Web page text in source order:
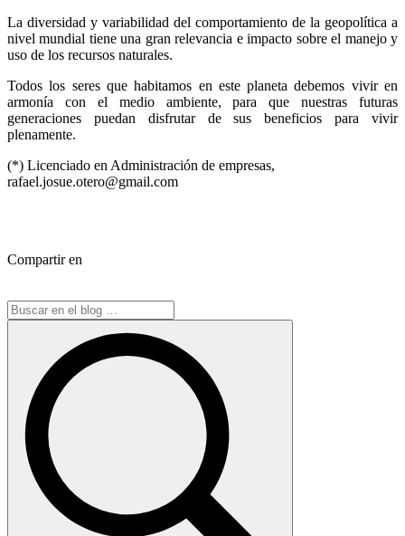
La diversidad y variabilidad del comportamiento de la geopolítica a
nivel mundial tiene una gran relevancia e impacto sobre el manejo y
uso de los recursos naturales.
Todos los seres que habitamos en este planeta debemos vivir en
armonía con el medio ambiente, para que nuestras futuras
generaciones puedan disfrutar de sus beneficios para vivir
plenamente.
(*) Licenciado en Administración de empresas,
rafael.josue.otero@gmail.com
Compartir en